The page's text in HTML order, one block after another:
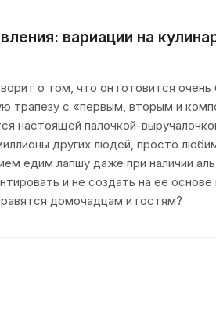
вариации на
о том, что он готовится
трапезу с «первым, вторым и
настоящей палочкой-
других людей, просто
едим лапшу даже при наличии
и не создать на ее основе
домочадцам и гостям?